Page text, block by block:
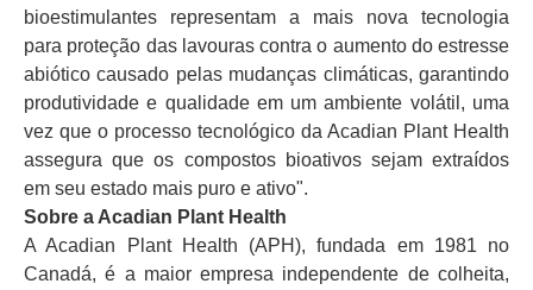
bioestimulantes representam a mais nova tecnologia
para proteção das lavouras contra o aumento do estresse
abiótico causado pelas mudanças climáticas, garantindo
produtividade e qualidade em um ambiente volátil, uma
vez que o processo tecnológico da Acadian Plant Health
assegura que os compostos bioativos sejam extraídos
em seu estado mais puro e ativo".
Sobre a Acadian Plant Health
A Acadian Plant Health (APH), fundada em 1981 no
Canadá, é a maior empresa independente de colheita,